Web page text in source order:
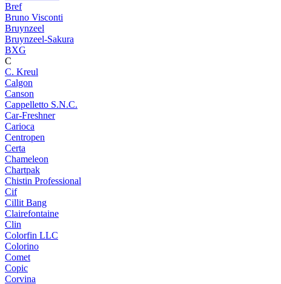
Bref
Bruno Visconti
Bruynzeel
Bruynzeel-Sakura
BXG
C
C. Kreul
Calgon
Canson
Cappelletto S.N.C.
Car-Freshner
Carioca
Centropen
Certa
Chameleon
Chartpak
Chistin Professional
Cif
Cillit Bang
Clairefontaine
Clin
Colorfin LLC
Colorino
Comet
Copic
Corvina